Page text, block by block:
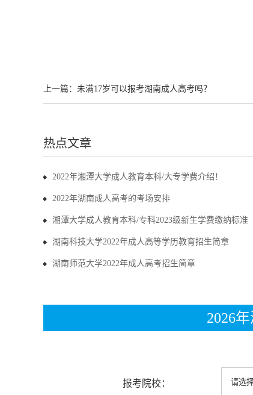
上一篇： 未满17岁可以报考湖南成人高考吗？
热点文章
2022年湘潭大学成人教育本科/大专学费介绍！
2022年湖南成人高考的考场安排
湘潭大学成人教育本科/专科2023级新生学费缴纳标准
湖南科技大学2022年成人高等学历教育招生简章
湖南师范大学2022年成人高考招生简章
2026
报考院校：